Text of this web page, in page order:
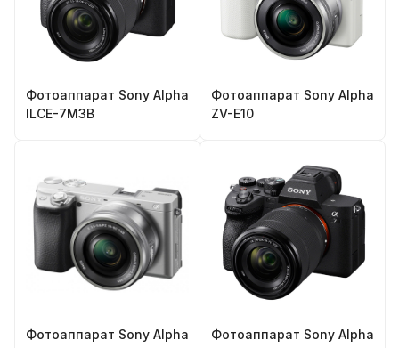
Фотоаппарат Sony Alpha
ILCE-7M3B
Фотоаппарат Sony Alpha
ZV-E10
Фотоаппарат Sony Alpha
Фотоаппарат Sony Alpha